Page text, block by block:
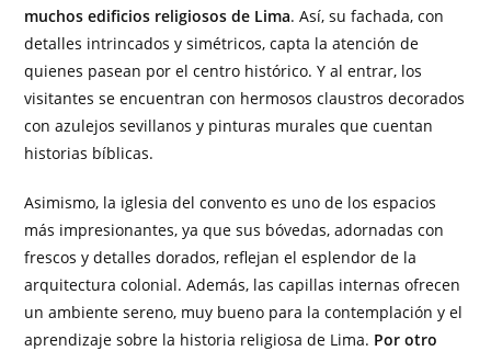
muchos edificios religiosos de Lima. Así, su fachada, con
detalles intrincados y simétricos, capta la atención de
quienes pasean por el centro histórico. Y al entrar, los
visitantes se encuentran con hermosos claustros decorados
con azulejos sevillanos y pinturas murales que cuentan
historias bíblicas.
Asimismo, la iglesia del convento es uno de los espacios
más impresionantes, ya que sus bóvedas, adornadas con
frescos y detalles dorados, reflejan el esplendor de la
arquitectura colonial. Además, las capillas internas ofrecen
un ambiente sereno, muy bueno para la contemplación y el
aprendizaje sobre la historia religiosa de Lima. Por otro